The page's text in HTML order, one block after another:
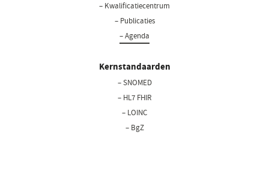
– Kwalificatiecentrum
– Publicaties
– Agenda
Kernstandaarden
– SNOMED
– HL7 FHIR
– LOINC
– BgZ